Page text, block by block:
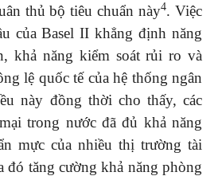
thủ bộ tiêu chuẩn này4. Việc
của Basel II khẳng định năng
khả năng kiểm soát rủi ro và
lệ quốc tế của hệ thống ngân
này đồng thời cho thấy, các
trong nước đã đủ khả năng
mực của nhiều thị trường tài
đó tăng cường khả năng phòng